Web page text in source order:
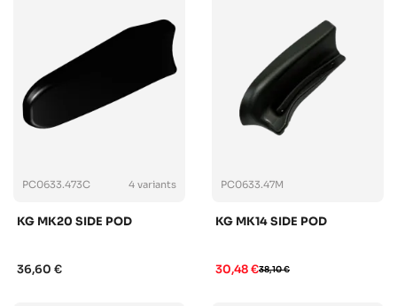
4 variants
PC0633.473C
KG MK20 SIDE POD
36,60 €
PC0633.47M
KG MK14 SIDE POD
30,48 €38,10 €